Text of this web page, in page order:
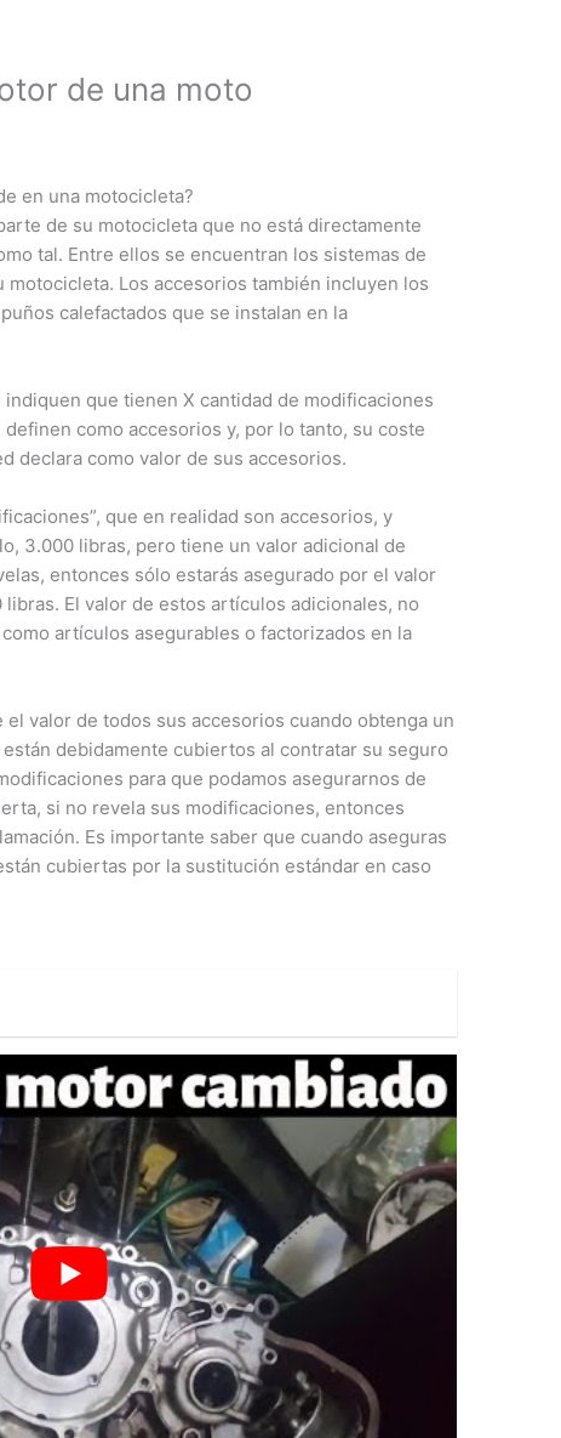
de una moto
en una motocicleta?
de su motocicleta que no está directamente
tal. Entre ellos se encuentran los sistemas de
Los accesorios también incluyen los
calefactados que se instalan en la
que tienen X cantidad de modificaciones
como accesorios y, por lo tanto, su coste
declara como valor de sus accesorios.
que en realidad son accesorios, y
3.000 libras, pero tiene un valor adicional de
entonces sólo estarás asegurado por el valor
El valor de estos artículos adicionales, no
artículos asegurables o factorizados en la
valor de todos sus accesorios cuando obtenga un
debidamente cubiertos al contratar su seguro
para que podamos asegurarnos de
si no revela sus modificaciones, entonces
Es importante saber que cuando aseguras
cubiertas por la sustitución estándar en caso